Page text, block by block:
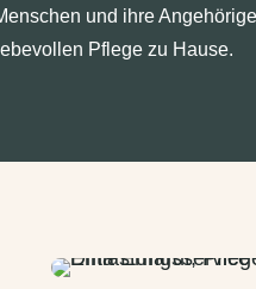
und ihre
Pflege zu Hause.